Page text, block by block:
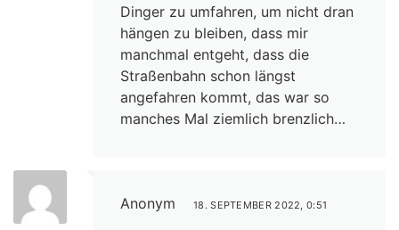
Dinger zu umfahren, um nicht dran
hängen zu bleiben, dass mir
manchmal entgeht, dass die
Straßenbahn schon längst
angefahren kommt, das war so
manches Mal ziemlich brenzlich…
Anonym 18. SEPTEMBER 2022, 0:51